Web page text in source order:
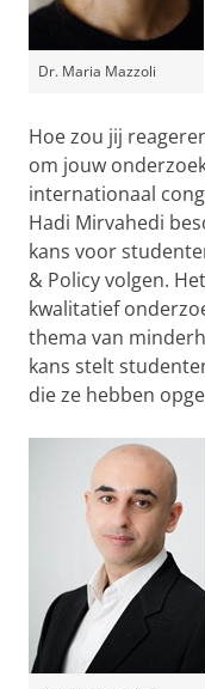
Dr. Maria Mazzoli
Hoe zou jij
om jouw
internationaal
Hadi Mirvahedi
kans voor
& Policy volgen.
kwalitatief
thema van
kans stelt
die ze hebben